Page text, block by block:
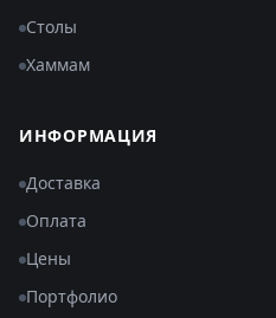
Столы
Хаммам
ИНФОРМАЦИЯ
Доставка
Оплата
Цены
Портфолио